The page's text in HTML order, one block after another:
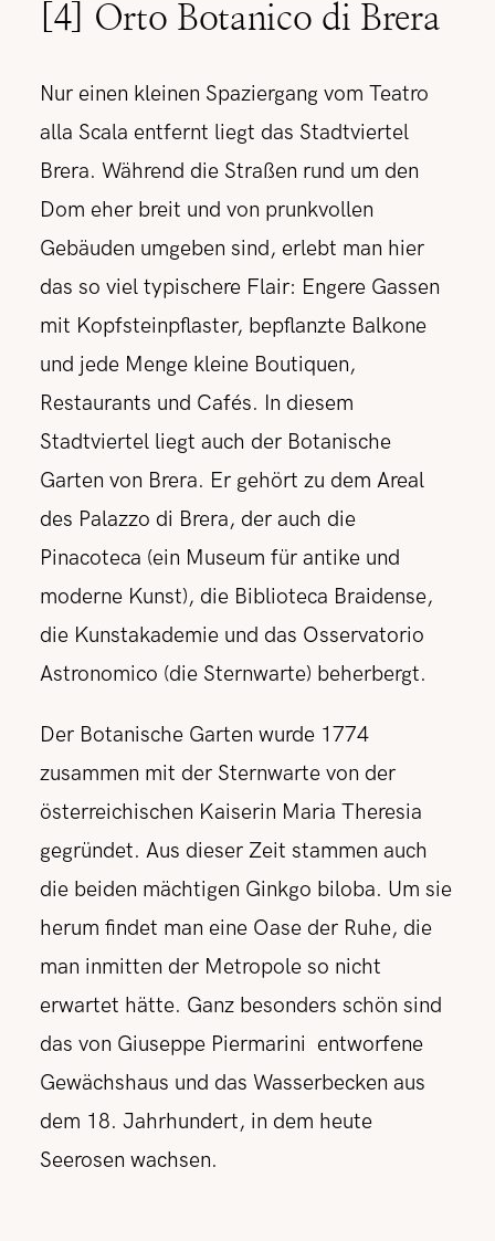
[4] Orto Botanico di Brera
Nur einen kleinen Spaziergang vom Teatro
alla Scala entfernt liegt das Stadtviertel
Brera. Während die Straßen rund um den
Dom eher breit und von prunkvollen
Gebäuden umgeben sind, erlebt man hier
das so viel typischere Flair: Engere Gassen
mit Kopfsteinpflaster, bepflanzte Balkone
und jede Menge kleine Boutiquen,
Restaurants und Cafés. In diesem
Stadtviertel liegt auch der Botanische
Garten von Brera. Er gehört zu dem Areal
des Palazzo di Brera, der auch die
Pinacoteca (ein Museum für antike und
moderne Kunst), die Biblioteca Braidense,
die Kunstakademie und das Osservatorio
Astronomico (die Sternwarte) beherbergt.
Der Botanische Garten wurde 1774
zusammen mit der Sternwarte von der
österreichischen Kaiserin Maria Theresia
gegründet. Aus dieser Zeit stammen auch
die beiden mächtigen Ginkgo biloba. Um sie
herum findet man eine Oase der Ruhe, die
man inmitten der Metropole so nicht
erwartet hätte. Ganz besonders schön sind
das von Giuseppe Piermarini entworfene
Gewächshaus und das Wasserbecken aus
dem 18. Jahrhundert, in dem heute
Seerosen wachsen.